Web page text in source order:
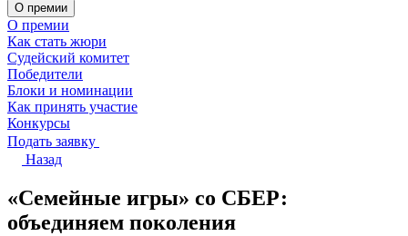
О премии
О премии
Как стать жюри
Судейский комитет
Победители
Блоки и номинации
Как принять участие
Конкурсы
Подать заявку
Назад
«Семейные игры» со СБЕР:
объединяем поколения